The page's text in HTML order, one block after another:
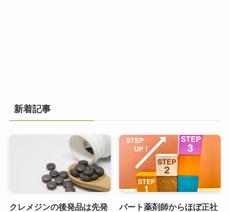
新着記事
クレメジンの後発品は先発
パート薬剤師からほぼ正社